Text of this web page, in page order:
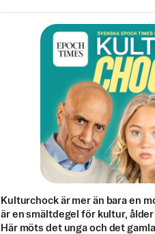
Kulturchock är mer än bara en
är en smältdegel för kultur,
Här möts det unga och det